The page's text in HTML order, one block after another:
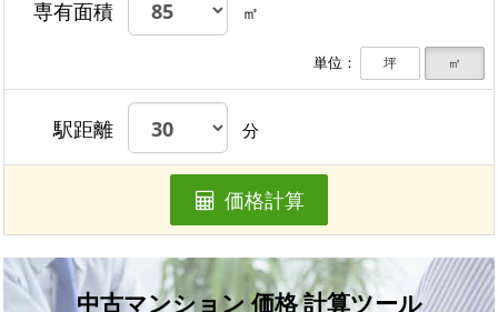
専有面積 ㎡
単位： 坪 ㎡
駅距離 分
価格計算
中古マンション 価格 計算ツール